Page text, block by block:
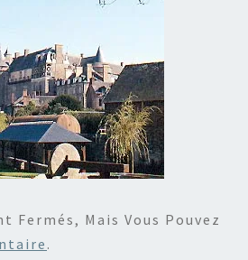
Fermés, Mais Vous Pouvez
.